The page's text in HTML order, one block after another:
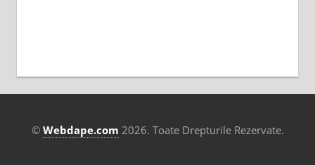
© Webdape.com 2026. Toate Drepturile Rezervate.